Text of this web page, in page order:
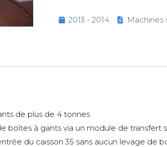
2013 - 2014 Machines
de plus de 4 tonnes
à gants via un module de transfert
du caisson 35 sans aucun levage de